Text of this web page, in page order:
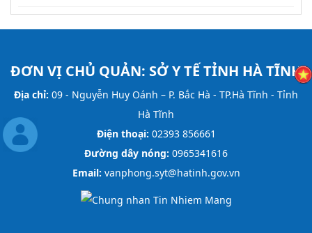
ĐƠN VỊ CHỦ QUẢN: SỞ Y TẾ TỈNH HÀ TĨNH
Địa chỉ: 09 - Nguyễn Huy Oánh – P. Bắc Hà - TP.Hà Tĩnh - Tỉnh
Hà Tĩnh
Điện thoại: 02393 856661
Đường dây nóng: 0965341616
Email: vanphong.syt@hatinh.gov.vn